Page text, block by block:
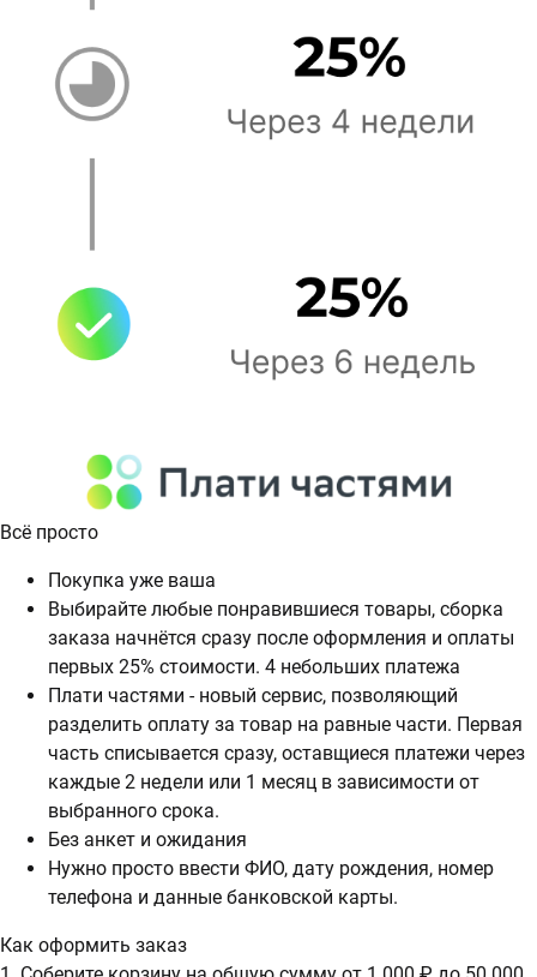
Всё просто
Покупка уже ваша
Выбирайте любые понравившиеся товары, сборка
заказа начнётся сразу после оформления и оплаты
первых 25% стоимости. 4 небольших платежа
Плати частями - новый сервис, позволяющий
разделить оплату за товар на равные части. Первая
часть списывается сразу, оставщиеся платежи через
каждые 2 недели или 1 месяц в зависимости от
выбранного срока.
Без анкет и ожидания
Нужно просто ввести ФИО, дату рождения, номер
телефона и данные банковской карты.
Как оформить заказ